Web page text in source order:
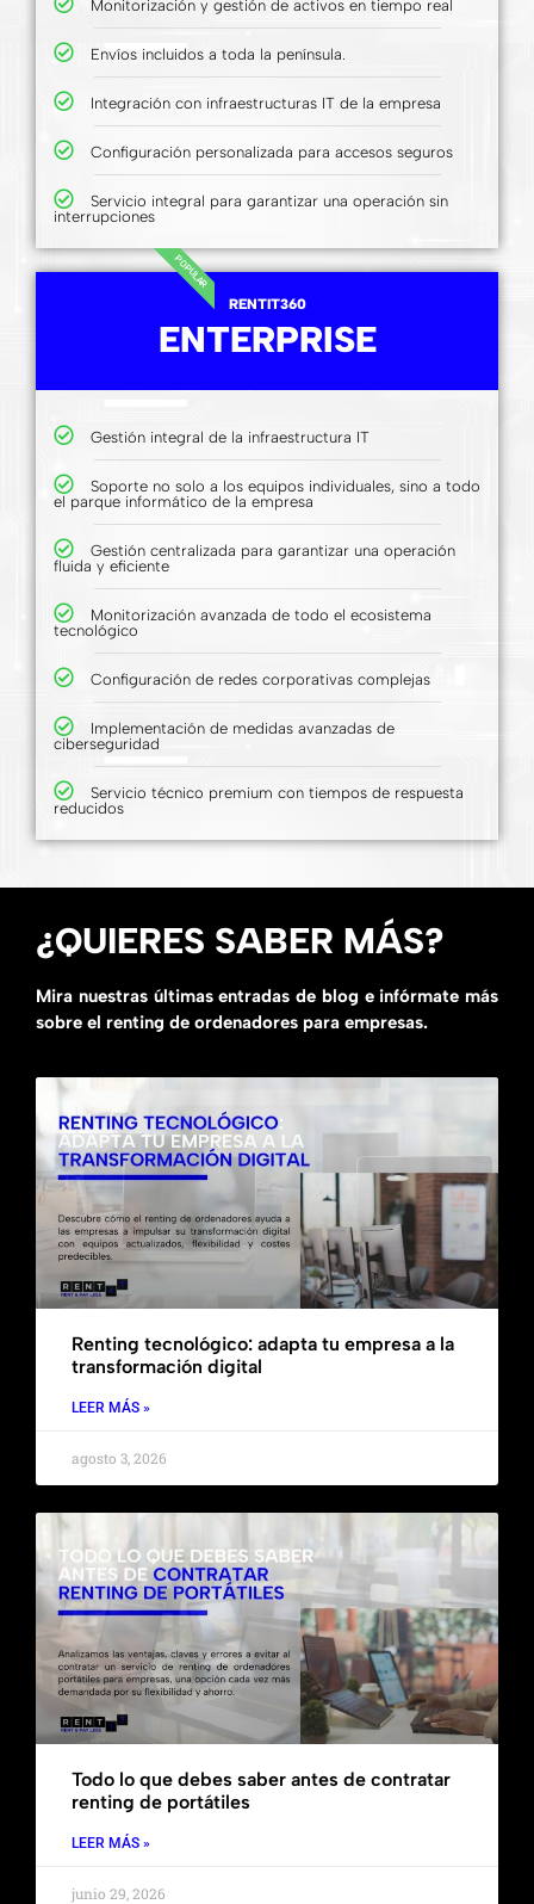
Monitorización y gestión de activos en tiempo real
Envíos incluidos a toda la península.
Integración con infraestructuras IT de la empresa
Configuración personalizada para accesos seguros
Servicio integral para garantizar una operación sin
interrupciones
POPULAR
RENTIT360
ENTERPRISE
Gestión integral de la infraestructura IT
Soporte no solo a los equipos individuales, sino a todo
el parque informático de la empresa
Gestión centralizada para garantizar una operación
fluida y eficiente
Monitorización avanzada de todo el ecosistema
tecnológico
Configuración de redes corporativas complejas
Implementación de medidas avanzadas de
ciberseguridad
Servicio técnico premium con tiempos de respuesta
reducidos
¿QUIERES SABER MÁS?
Mira nuestras últimas entradas de blog e infórmate más
sobre el renting de ordenadores para empresas.
Renting tecnológico: adapta tu empresa a la
transformación digital
LEER MÁS »
agosto 3, 2026
Todo lo que debes saber antes de contratar
renting de portátiles
LEER MÁS »
junio 29, 2026